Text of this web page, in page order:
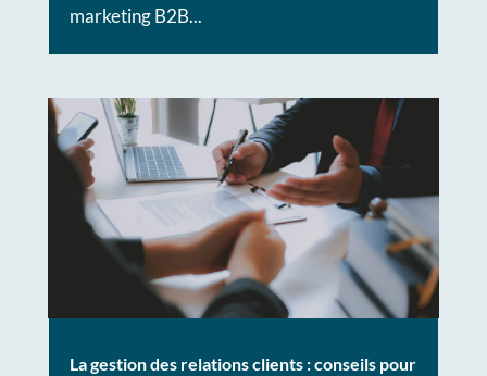
marketing B2B...
La gestion des relations clients : conseils pour